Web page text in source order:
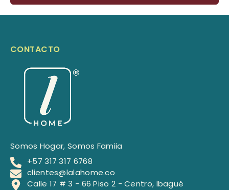
CONTACTO
Somos Hogar, Somos Famiia
+57 317 317 6768
clientes@lalahome.co
Calle 17 # 3 - 66 Piso 2 - Centro, Ibagué